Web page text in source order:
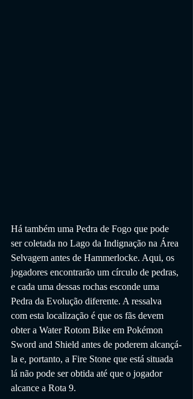
Há também uma Pedra de Fogo que pode
ser coletada no Lago da Indignação na Área
Selvagem antes de Hammerlocke. Aqui, os
jogadores encontrarão um círculo de pedras,
e cada uma dessas rochas esconde uma
Pedra da Evolução diferente. A ressalva
com esta localização é que os fãs devem
obter a Water Rotom Bike em Pokémon
Sword and Shield antes de poderem alcançá-
la e, portanto, a Fire Stone que está situada
lá não pode ser obtida até que o jogador
alcance a Rota 9.